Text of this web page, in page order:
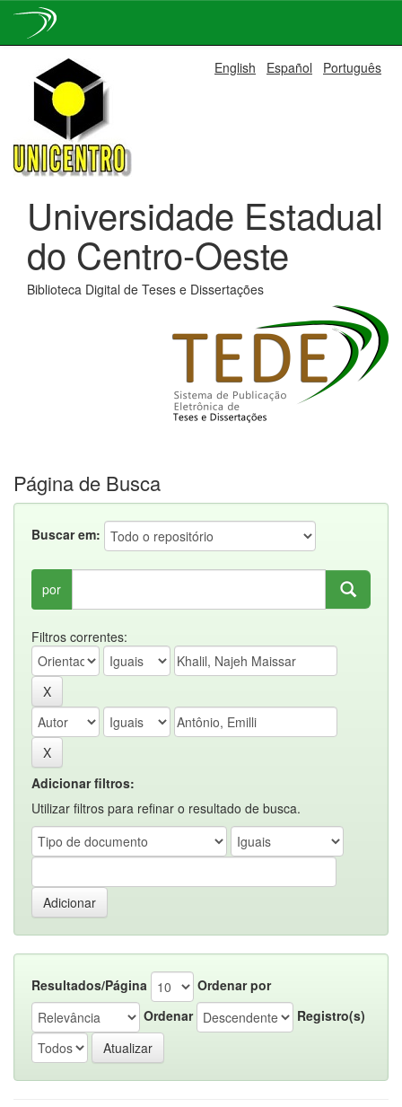
navigation
English Español Português
Universidade Estadual
do Centro-Oeste
Biblioteca Digital de Teses e Dissertações
Página de Busca
Buscar em:
por
Filtros correntes:
Adicionar filtros:
Utilizar filtros para refinar o resultado de busca.
Resultados/Página
Ordenar por
Ordenar
Registro(s)